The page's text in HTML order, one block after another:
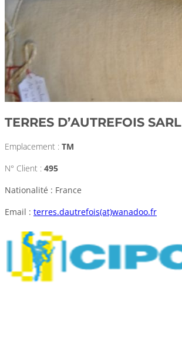
TERRES D’AUTREFOIS SARL
Emplacement : TM
N° Client : 495
Nationalité : France
Email : terres.dautrefois(at)wanadoo.fr